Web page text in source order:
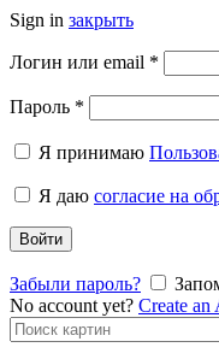
Sign in закрыть
Логин или email *
Пароль *
Я принимаю
Я даю согласие на
Войти
Забыли пароль?
No account yet? Create an
Search
for: